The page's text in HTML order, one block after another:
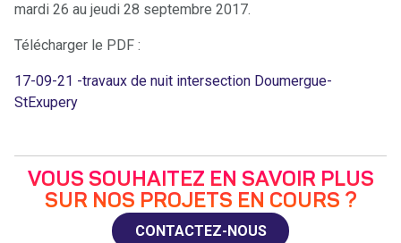
mardi 26 au jeudi 28 septembre 2017.
Télécharger le PDF :
17-09-21 -travaux de nuit intersection Doumergue-
StExupery
VOUS SOUHAITEZ EN SAVOIR PLUS
SUR NOS PROJETS EN COURS ?
CONTACTEZ-NOUS